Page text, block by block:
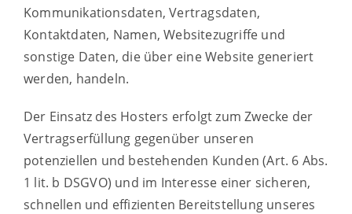
Kommunikationsdaten, Vertragsdaten,
Kontaktdaten, Namen, Websitezugriffe und
sonstige Daten, die über eine Website generiert
werden, handeln.
Der Einsatz des Hosters erfolgt zum Zwecke der
Vertragserfüllung gegenüber unseren
potenziellen und bestehenden Kunden (Art. 6 Abs.
1 lit. b DSGVO) und im Interesse einer sicheren,
schnellen und effizienten Bereitstellung unseres